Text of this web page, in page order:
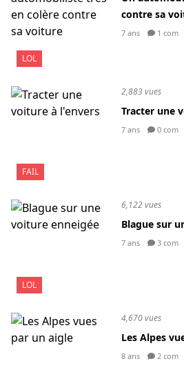
LOL
contre sa
7 ans 1 com
FAIL
2,883 vues
Tracter une
7 ans 0 com
LOL
6,122 vues
Blague sur
7 ans 3 com
4,670 vues
Les Alpes
8 ans 2 com